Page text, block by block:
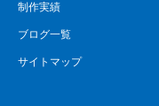
制作実績
ブログ一覧
サイトマップ